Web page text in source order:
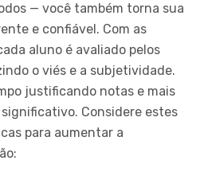
— você também torna sua
e confiável. Com as
aluno é avaliado pelos
o viés e a subjetividade.
justificando notas e mais
Considere estes
para aumentar a